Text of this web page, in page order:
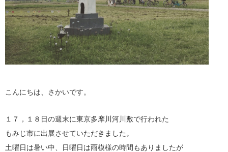
こんにちは、さかいです。
１７，１８日の週末に東京多摩川河川敷で行われた
もみじ市に出展させていただきました。
土曜日は暑い中、日曜日は雨模様の時間もありましたが